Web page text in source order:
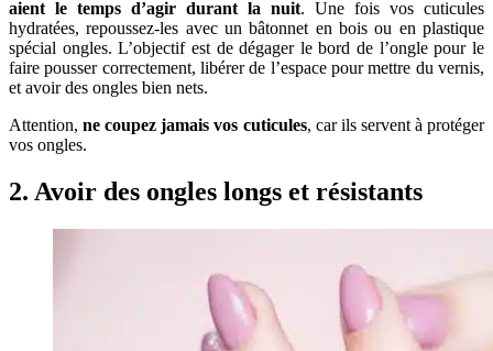
aient le temps d’agir durant la nuit. Une fois vos cuticules
hydratées, repoussez-les avec un bâtonnet en bois ou en plastique
spécial ongles. L’objectif est de dégager le bord de l’ongle pour le
faire pousser correctement, libérer de l’espace pour mettre du vernis,
et avoir des ongles bien nets.
Attention,ne coupez jamais vos cuticules, car ils servent à protéger
vos ongles.
2. Avoir des ongles longs et résistants